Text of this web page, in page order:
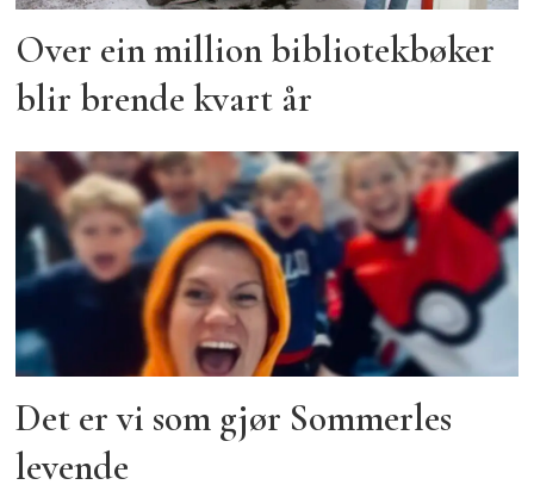
Over ein million bibliotekbøker
blir brende kvart år
Det er vi som gjør Sommerles
levende